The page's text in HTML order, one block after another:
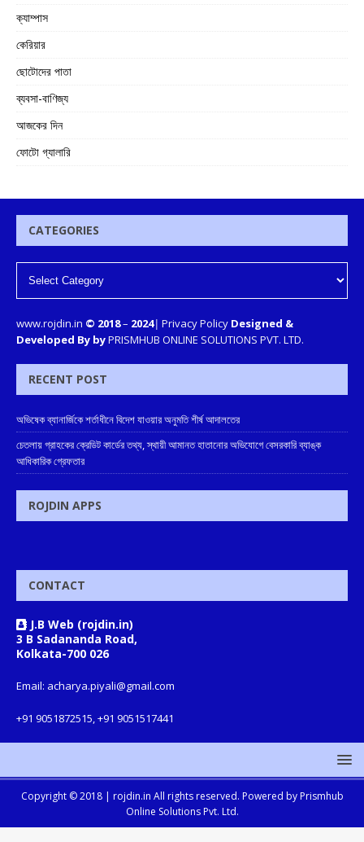
ক্যাম্পাস
কেরিয়ার
ছোটোদের পাতা
ব্যবসা-বাণিজ্য
আজকের দিন
ফোটো গ্যালারি
CATEGORIES
www.rojdin.in © 2018– 2024| Privacy Policy Designed &
Developed By byPRISMHUB ONLINE SOLUTIONS PVT. LTD.
RECENT POST
অভিষেক ব্যানার্জিকে শর্তাধীনে বিদেশ যাওয়ার অনুমতি শীর্ষ আদালতের
চেতলায় গ্রাহকের ক্রেডিট কার্ডের তথ্য, স্থায়ী আমানত হাতানোর অভিযোগে বেসরকারি ব্যাঙ্ক
আধিকারিক গ্রেফতার
ROJDIN APPS
CONTACT
J.B Web (rojdin.in)
3 B Sadananda Road,
Kolkata-700 026
Email: acharya.piyali@gmail.com
+91 9051872515, +91 9051517441
Copyright © 2018 | rojdin.in All rights reserved. Powered by Prismhub
Online Solutions Pvt. Ltd.